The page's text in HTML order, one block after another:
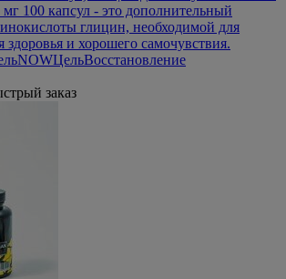
100 капсул - это дополнительный
глицин, необходимой для
здоровья и хорошего самочувствия.
NOWЦельВосстановление
заказ